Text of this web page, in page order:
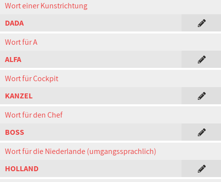
Wort einer Kunstrichtung
DADA
Wort für A
ALFA
Wort für Cockpit
KANZEL
Wort für den Chef
BOSS
Wort für die Niederlande (umgangssprachlich)
HOLLAND